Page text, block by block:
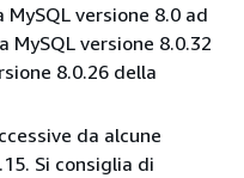
versione 8.0 ad
MySQL versione 8.0.32
8.0.26 della
da alcune
Si consiglia di